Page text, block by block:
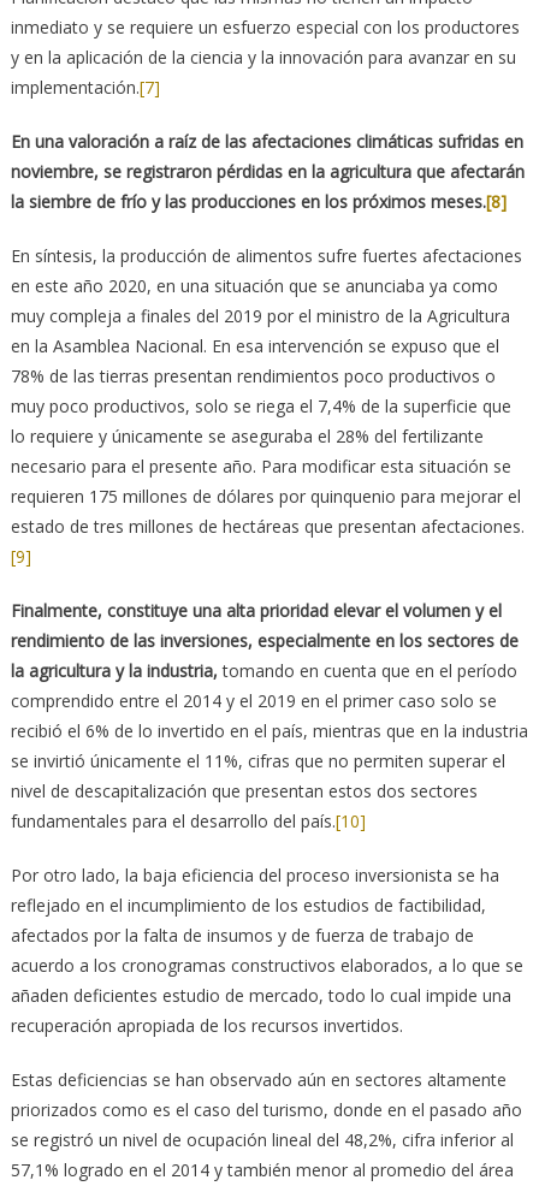
inmediato y se requiere un esfuerzo especial con los productores
y en la aplicación de la ciencia y la innovación para avanzar en su
implementación.[7]
En una valoración a raíz de las afectaciones climáticas sufridas en
noviembre, se registraron pérdidas en la agricultura que afectarán
la siembre de frío y las producciones en los próximos meses.[8]
En síntesis, la producción de alimentos sufre fuertes afectaciones
en este año 2020, en una situación que se anunciaba ya como
muy compleja a finales del 2019 por el ministro de la Agricultura
en la Asamblea Nacional. En esa intervención se expuso que el
78% de las tierras presentan rendimientos poco productivos o
muy poco productivos, solo se riega el 7,4% de la superficie que
lo requiere y únicamente se aseguraba el 28% del fertilizante
necesario para el presente año. Para modificar esta situación se
requieren 175 millones de dólares por quinquenio para mejorar el
estado de tres millones de hectáreas que presentan afectaciones.
[9]
Finalmente, constituye una alta prioridad elevar el volumen y el
rendimiento de las inversiones, especialmente en los sectores de
la agricultura y la industria, tomando en cuenta que en el período
comprendido entre el 2014 y el 2019 en el primer caso solo se
recibió el 6% de lo invertido en el país, mientras que en la industria
se invirtió únicamente el 11%, cifras que no permiten superar el
nivel de descapitalización que presentan estos dos sectores
fundamentales para el desarrollo del país.[10]
Por otro lado, la baja eficiencia del proceso inversionista se ha
reflejado en el incumplimiento de los estudios de factibilidad,
afectados por la falta de insumos y de fuerza de trabajo de
acuerdo a los cronogramas constructivos elaborados, a lo que se
añaden deficientes estudio de mercado, todo lo cual impide una
recuperación apropiada de los recursos invertidos.
Estas deficiencias se han observado aún en sectores altamente
priorizados como es el caso del turismo, donde en el pasado año
se registró un nivel de ocupación lineal del 48,2%, cifra inferior al
57,1% logrado en el 2014 y también menor al promedio del área